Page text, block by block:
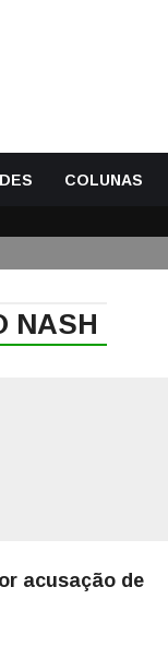
COLUNAS
NASH
acusação de